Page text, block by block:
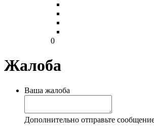
0
Жалоба
Ваша жалоба
Дополнительно отправьте